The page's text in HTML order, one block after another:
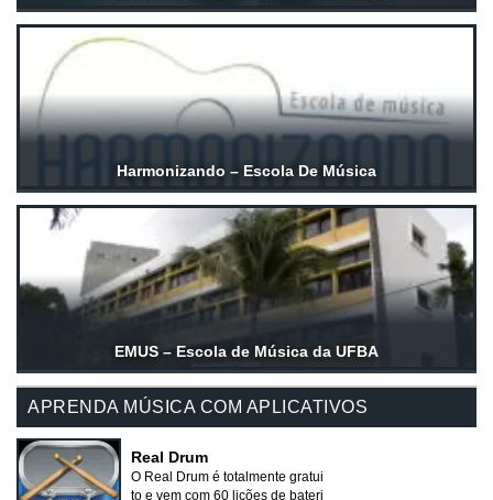
Harmonizando – Escola De Música
EMUS – Escola de Música da UFBA
APRENDA MÚSICA COM APLICATIVOS
Real Drum
O Real Drum é totalmente gratui
to e vem com 60 lições de bateri